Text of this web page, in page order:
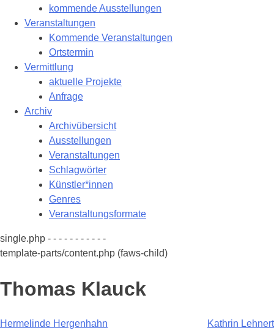
kommende Ausstellungen
Veranstaltungen
Kommende Veranstaltungen
Ortstermin
Vermittlung
aktuelle Projekte
Anfrage
Archiv
Archivübersicht
Ausstellungen
Veranstaltungen
Schlagwörter
Künstler*innen
Genres
Veranstaltungsformate
single.php - - - - - - - - - - -
template-parts/content.php (faws-child)
Thomas Klauck
Beitragsnavigation
Hermelinde Hergenhahn Kathrin Lehnert